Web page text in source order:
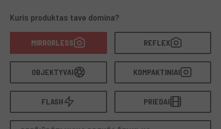
Kuris produktas tave domina?
MIRRORLESS REFLEX
OBJEKTYVAI KOMPAKTINIAI
FLASH PRIEDAI